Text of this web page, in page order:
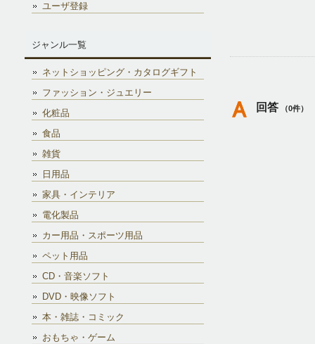
回答 （0件）
ユーザ登録
ジャンル一覧
ネットショッピング・カタログギフト
ファッション・ジュエリー
化粧品
食品
雑貨
日用品
家具・インテリア
電化製品
カー用品・スポーツ用品
ペット用品
CD・音楽ソフト
DVD・映像ソフト
本・雑誌・コミック
おもちゃ・ゲーム